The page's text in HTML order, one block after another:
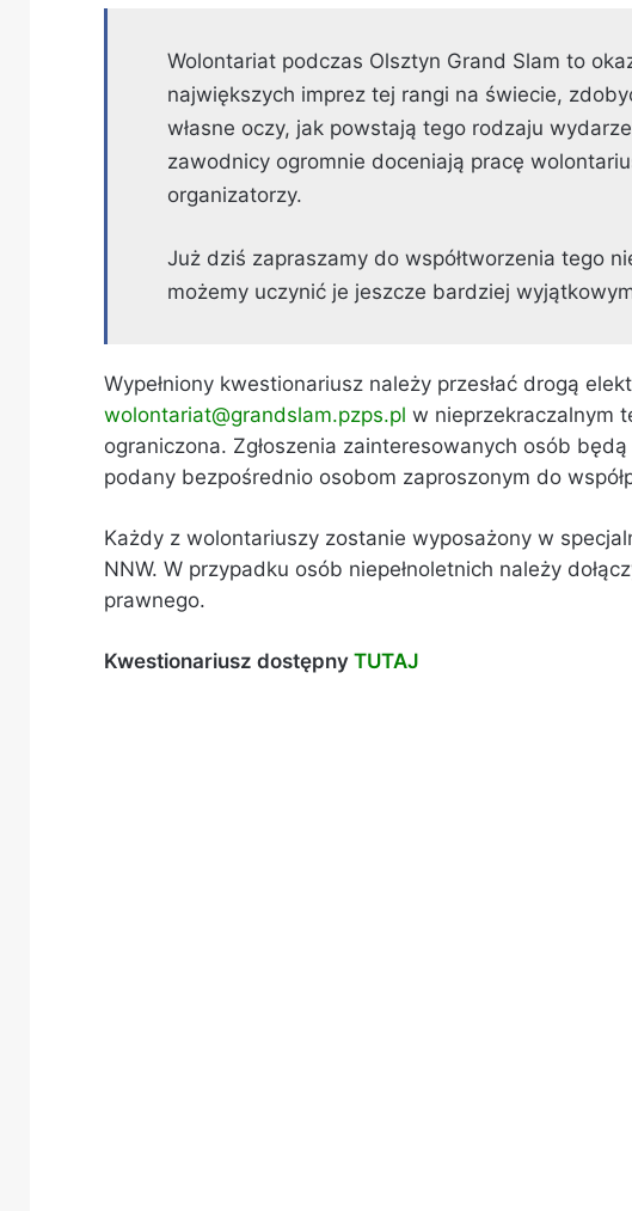
Wolontariat podczas Olsztyn Grand Slam to
największych imprez tej rangi na świecie,
własne oczy, jak powstają tego rodzaju
zawodnicy ogromnie doceniają pracę
organizatorzy.
Już dziś zapraszamy do współtworzenia tego
możemy uczynić je jeszcze bardziej
Wypełniony kwestionariusz należy przesłać drogą
wolontariat@grandslam.pzps.pl w nieprzekraczalnym
ograniczona. Zgłoszenia zainteresowanych osób
podany bezpośrednio osobom zaproszonym do
Każdy z wolontariuszy zostanie wyposażony w
NNW. W przypadku osób niepełnoletnich należy
prawnego.
Kwestionariusz dostępny TUTAJ